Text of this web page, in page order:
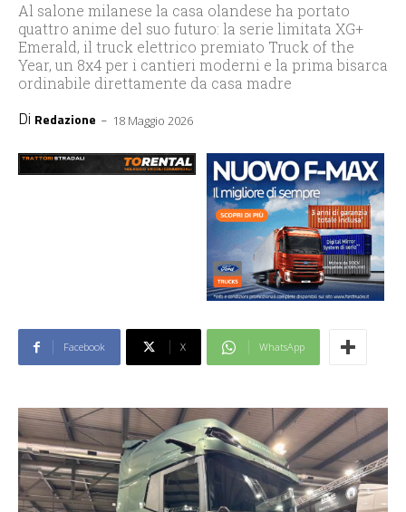
Al salone milanese la casa olandese ha portato
quattro anime del suo futuro: la serie limitata XG+
Emerald, il truck elettrico premiato Truck of the
Year, un 8x4 per i cantieri moderni e la prima bisarca
ordinabile direttamente da casa madre
Di Redazione - 18 Maggio 2026
Facebook X WhatsApp